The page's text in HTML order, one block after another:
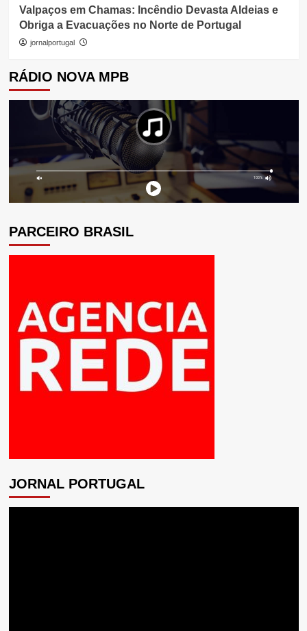
Valpaços em Chamas: Incêndio Devasta Aldeias e
Obriga a Evacuações no Norte de Portugal
jornalportugal
RÁDIO NOVA MPB
PARCEIRO BRASIL
JORNAL PORTUGAL